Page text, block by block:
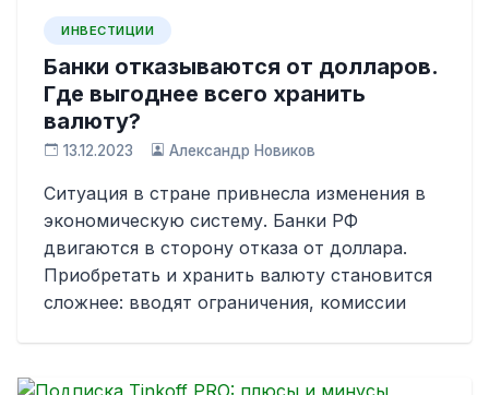
ИНВЕСТИЦИИ
Банки отказываются от долларов.
Где выгоднее всего хранить
валюту?
13.12.2023 Александр Новиков
Ситуация в стране привнесла изменения в
экономическую систему. Банки РФ
двигаются в сторону отказа от доллара.
Приобретать и хранить валюту становится
сложнее: вводят ограничения, комиссии